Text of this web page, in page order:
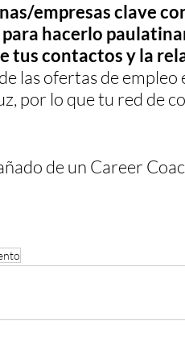
empresas clave
hacerlo
tus contactos y la
las ofertas de empleo
por lo que tu red de
de un Career